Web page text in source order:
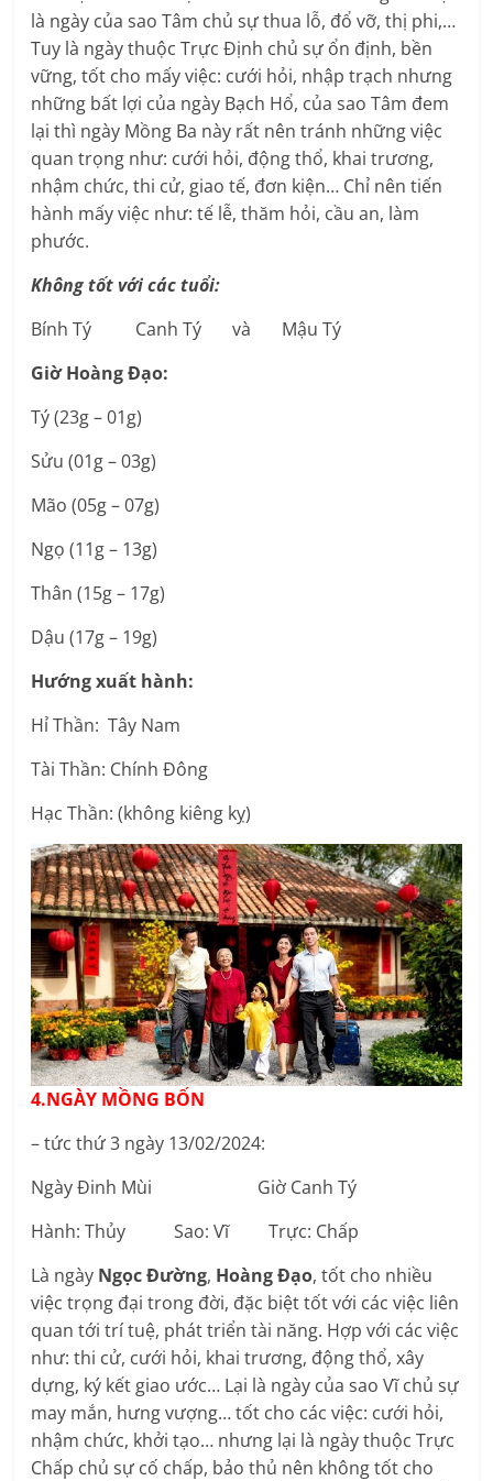
là ngày của sao Tâm chủ sự thua lỗ, đổ vỡ, thị phi,…
Tuy là ngày thuộc Trực Định chủ sự ổn định, bền
vững, tốt cho mấy việc: cưới hỏi, nhập trạch nhưng
những bất lợi của ngày Bạch Hổ, của sao Tâm đem
lại thì ngày Mồng Ba này rất nên tránh những việc
quan trọng như: cưới hỏi, động thổ, khai trương,
nhậm chức, thi cử, giao tế, đơn kiện… Chỉ nên tiến
hành mấy việc như: tế lễ, thăm hỏi, cầu an, làm
phước.
Không tốt với các tuổi:
Bính Tý Canh Tý và Mậu Tý
Giờ Hoàng Đạo:
Tý (23g – 01g)
Sửu (01g – 03g)
Mão (05g – 07g)
Ngọ (11g – 13g)
Thân (15g – 17g)
Dậu (17g – 19g)
Hướng xuất hành:
Hỉ Thần: Tây Nam
Tài Thần: Chính Đông
Hạc Thần: (không kiêng kỵ)
4.NGÀY MỒNG BỐN
– tức thứ 3 ngày 13/02/2024:
Ngày Đinh Mùi Giờ Canh Tý
Hành: Thủy Sao: Vĩ Trực: Chấp
Là ngày Ngọc Đường, Hoàng Đạo, tốt cho nhiều
việc trọng đại trong đời, đặc biệt tốt với các việc liên
quan tới trí tuệ, phát triển tài năng. Hợp với các việc
như: thi cử, cưới hỏi, khai trương, động thổ, xây
dựng, ký kết giao ước… Lại là ngày của sao Vĩ chủ sự
may mắn, hưng vượng… tốt cho các việc: cưới hỏi,
nhậm chức, khởi tạo… nhưng lại là ngày thuộc Trực
Chấp chủ sự cố chấp, bảo thủ nên không tốt cho